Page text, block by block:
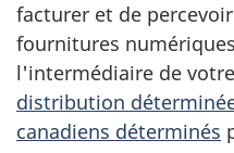
facturer et de
fournitures
l'intermédiaire de votre
distribution
canadiens déterminés